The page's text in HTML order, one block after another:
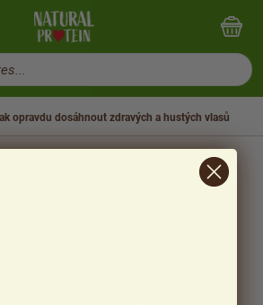
opravdu dosáhnout zdravých a hustých vlasů